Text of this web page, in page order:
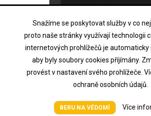
Snažíme se poskytovat služby v co
proto naše stránky využívají technologii
internetových prohlížečů je automaticky
aby byly soubory cookies příjímány.
provést v nastavení svého prohlížeče.
ochraně osobních údajů.
BERU NA VĚDOMÍ Více
HIKVISION
DS-KD-BK
Modul Interkomu - prázdný výplňový
Cena
Cena na vyžádání